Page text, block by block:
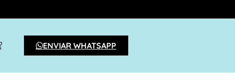
ENVIAR WHATSAPP